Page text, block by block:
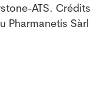
ATS. Crédits
Pharmanetis Sàrl